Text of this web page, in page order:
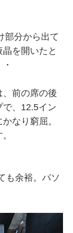
部分から出て
を開いたと
前の席の後
で、12.5イン
なり窮屈。
も余裕。パソ